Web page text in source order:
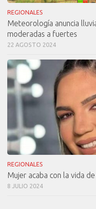
REGIONALES
Meteorología anuncia
moderadas a fuertes
22 AGOSTO 2024
REGIONALES
Mujer acaba con la vida
8 JULIO 2024